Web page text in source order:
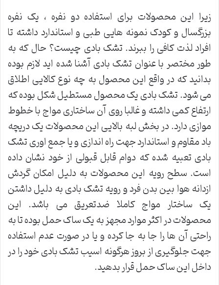
زیرا این محصولات برای استفاده دو نفره ، یک نفره
بزرگسال و کودک نمونه هایی طبی و استاندارد داشته تا
افراد لذت کافی را ببرند. تشک بادی چیست؟ حال که به
طور مختصر با عنوان تشک بادی آشنا شده اید لازم بوده
بدانید که در واقع این محصول به چه نوع کالایی اطلاق
می شود. تشک بادی یک محصول مستطیل شکل بوده که
ارتفاع کمی داشته و غالبا روی آن ساختاری مواج با خطوط
موازی دارد. در بخش لبه بالایی این محصولات یک دریچه
باد مقاوم و استاندارد جهت راه اندازی و یا جمع اوری تشک
بادی تعبیه شده که دوام قابل قبولی از خود نشان داده
است. سطح رویه این محصولات به دلیل امکان گردش
ازدانه هوا بین بدن فرد و رویه تشک بادی به دلیل داشتن
یک ساختار مواج کاملا ضدتعریق می باشد. این
محصولات در اکثر موارد مجهز به یک ساک حمل بوده تا به
راحتی آن ها را جا به جا کرده و یا در صورت عدم استفاده
جهت جلوگیری از بروز هرگونه اسیب تشک بادی خود را در
داخل این ساک حمل قرار بدهید.